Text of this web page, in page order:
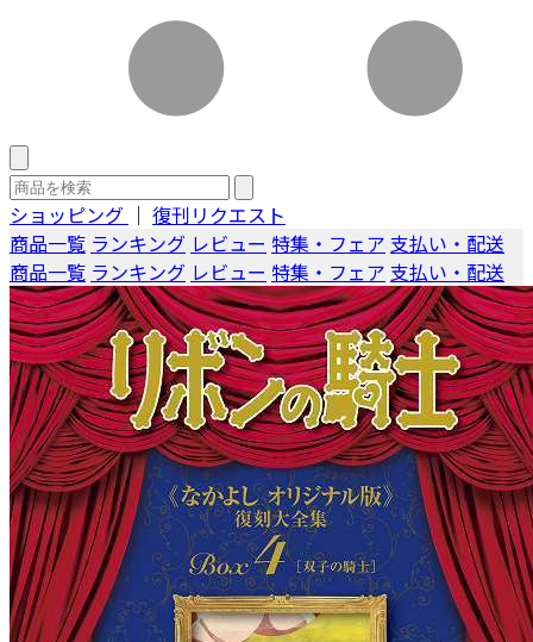
ショッピング ｜ 復刊リクエスト
商品一覧 ランキング レビュー 特集・フェア 支払い・配送
商品一覧 ランキング レビュー 特集・フェア 支払い・配送